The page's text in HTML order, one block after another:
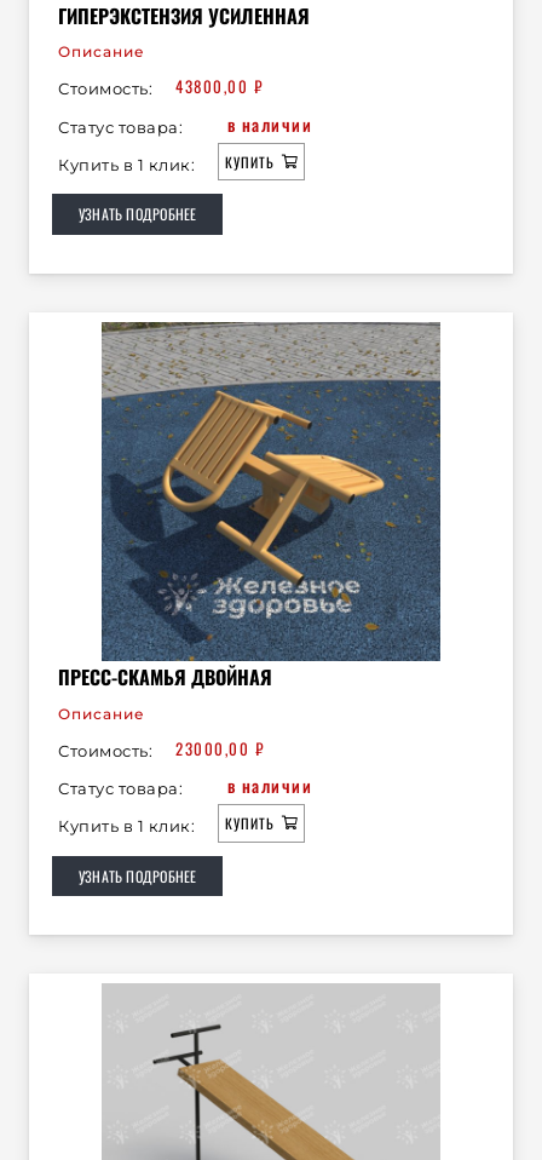
ГИПЕРЭКСТЕНЗИЯ УСИЛЕННАЯ
Описание
Стоимость: 43800,00 ₽
Статус товара: в наличии
Купить в 1 клик: КУПИТЬ
УЗНАТЬ ПОДРОБНЕЕ
ПРЕСС-СКАМЬЯ ДВОЙНАЯ
Описание
Стоимость: 23000,00 ₽
Статус товара: в наличии
Купить в 1 клик: КУПИТЬ
УЗНАТЬ ПОДРОБНЕЕ